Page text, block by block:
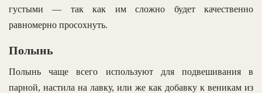
густыми — так как им сложно будет качественно
равномерно просохнуть.
Полынь
Полынь чаще всего используют для подвешивания в
парной, настила на лавку, или же как добавку к веникам из